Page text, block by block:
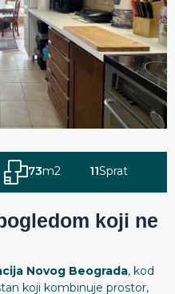
m2
73 Sprat
11
koji ne
Novog Beograda, kod
koji kombinuje prostor,